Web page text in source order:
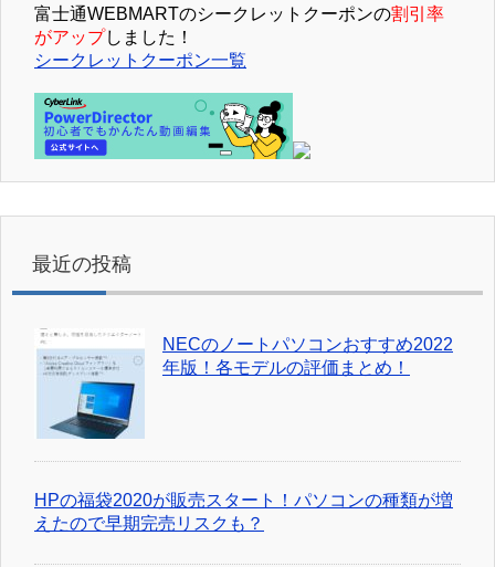
富士通WEBMARTのシークレットクーポンの割引率
がアップしました！
シークレットクーポン一覧
最近の投稿
NECのノートパソコンおすすめ2022
年版！各モデルの評価まとめ！
HPの福袋2020が販売スタート！パソコンの種類が増
えたので早期完売リスクも？